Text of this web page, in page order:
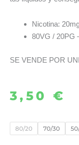
Nicotina:
80VG / 20PG
SE VENDE POR
3,50 €
80/20 70/30
NICOKIT